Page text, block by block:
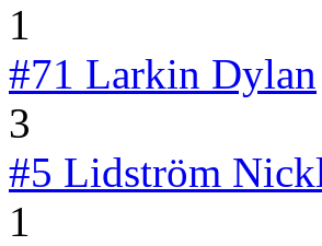
1
#71 Larkin Dylan
3
#5 Lidström
1